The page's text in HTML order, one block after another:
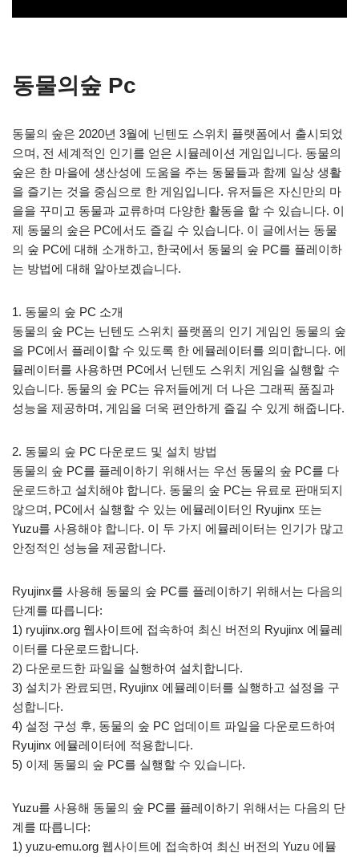
동물의숲 Pc
동물의 숲은 2020년 3월에 닌텐도 스위치 플랫폼에서 출시되었
으며, 전 세계적인 인기를 얻은 시뮬레이션 게임입니다. 동물의
숲은 한 마을에 생산성에 도움을 주는 동물들과 함께 일상 생활
을 즐기는 것을 중심으로 한 게임입니다. 유저들은 자신만의 마
을을 꾸미고 동물과 교류하며 다양한 활동을 할 수 있습니다. 이
제 동물의 숲은 PC에서도 즐길 수 있습니다. 이 글에서는 동물
의 숲 PC에 대해 소개하고, 한국에서 동물의 숲 PC를 플레이하
는 방법에 대해 알아보겠습니다.
1. 동물의 숲 PC 소개
동물의 숲 PC는 닌텐도 스위치 플랫폼의 인기 게임인 동물의 숲
을 PC에서 플레이할 수 있도록 한 에뮬레이터를 의미합니다. 에
뮬레이터를 사용하면 PC에서 닌텐도 스위치 게임을 실행할 수
있습니다. 동물의 숲 PC는 유저들에게 더 나은 그래픽 품질과
성능을 제공하며, 게임을 더욱 편안하게 즐길 수 있게 해줍니다.
2. 동물의 숲 PC 다운로드 및 설치 방법
동물의 숲 PC를 플레이하기 위해서는 우선 동물의 숲 PC를 다
운로드하고 설치해야 합니다. 동물의 숲 PC는 유료로 판매되지
않으며, PC에서 실행할 수 있는 에뮬레이터인 Ryujinx 또는
Yuzu를 사용해야 합니다. 이 두 가지 에뮬레이터는 인기가 많고
안정적인 성능을 제공합니다.
Ryujinx를 사용해 동물의 숲 PC를 플레이하기 위해서는 다음의
단계를 따릅니다:
1) ryujinx.org 웹사이트에 접속하여 최신 버전의 Ryujinx 에뮬레
이터를 다운로드합니다.
2) 다운로드한 파일을 실행하여 설치합니다.
3) 설치가 완료되면, Ryujinx 에뮬레이터를 실행하고 설정을 구
성합니다.
4) 설정 구성 후, 동물의 숲 PC 업데이트 파일을 다운로드하여
Ryujinx 에뮬레이터에 적용합니다.
5) 이제 동물의 숲 PC를 실행할 수 있습니다.
Yuzu를 사용해 동물의 숲 PC를 플레이하기 위해서는 다음의 단
계를 따릅니다:
1) yuzu-emu.org 웹사이트에 접속하여 최신 버전의 Yuzu 에뮬